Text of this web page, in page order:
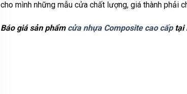
cho mình những mẫu cửa chất lượng, giá thành phải
Báo giá sản phẩm cửa nhựa Composite cao cấptại